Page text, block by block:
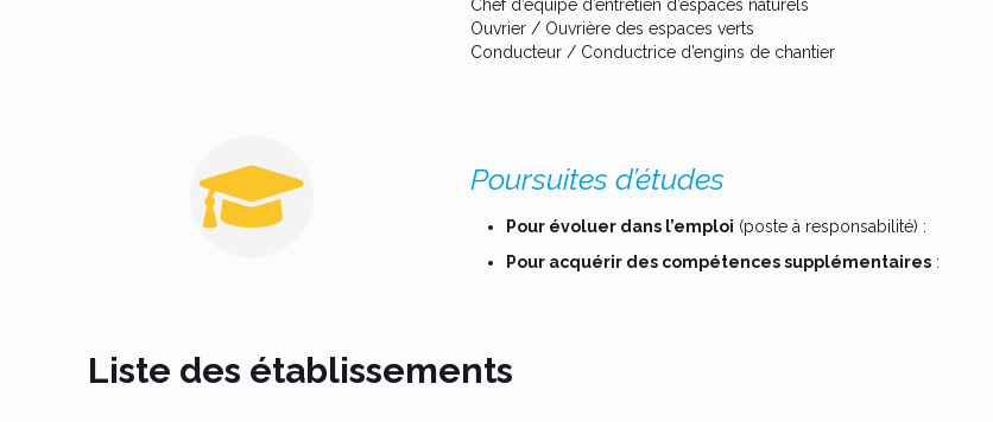
Chef d’équipe d’entretien d’espaces naturels
Ouvrier / Ouvrière des espaces verts
Conducteur / Conductrice d’engins de chantier
Poursuites d’études
Pour évoluer dans l’emploi (poste à responsabilité) :
Pour acquérir des compétences supplémentaires:
Liste des établissements